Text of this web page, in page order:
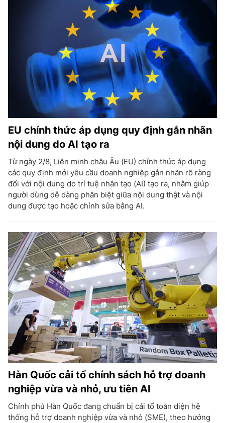
EU chính thức áp dụng quy định gắn nhãn
nội dung do AI tạo ra
Từ ngày 2/8, Liên minh châu Âu (EU) chính thức áp dụng
các quy định mới yêu cầu doanh nghiệp gắn nhãn rõ ràng
đối với nội dung do trí tuệ nhân tạo (AI) tạo ra, nhằm giúp
người dùng dễ dàng phân biệt giữa nội dung thật và nội
dung được tạo hoặc chỉnh sửa bằng AI.
Hàn Quốc cải tổ chính sách hỗ trợ doanh
nghiệp vừa và nhỏ, ưu tiên AI
Chính phủ Hàn Quốc đang chuẩn bị cải tổ toàn diện hệ
thống hỗ trợ doanh nghiệp vừa và nhỏ (SME), theo hướng